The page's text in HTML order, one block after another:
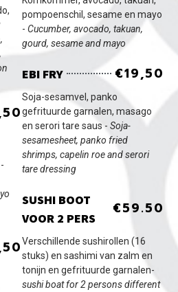
pompoenschil, sesame en mayo
-Cucumber, avocado, takuan,
gourd, sesame and mayo
EBI FRY €19,50
Soja-sesamvel, panko
gefrituurde garnalen, masago
en serori tare saus -Soja-
sesamesheet, panko fried
shrimps, capelin roe and serori
tare dressing
SUSHI BOOT
VOOR 2 PERS
€59.50
Verschillende sushirollen (16
stuks) en sashimi van zalm en
tonijn en gefrituurde garnalen-
sushi boat for 2 persons different